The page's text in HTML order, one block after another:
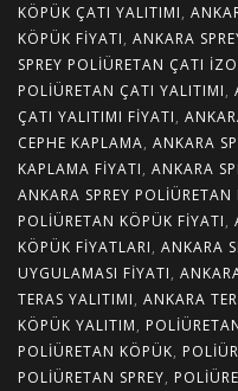
KÖPÜK ÇATI YALITIMI,
KÖPÜK FIYATI, ANKARA
SPREY POLIÜRETAN ÇATI
POLIÜRETAN ÇATI YALITIMI,
ÇATI YALITIMI FIYATI,
CEPHE KAPLAMA, ANKARA
KAPLAMA FIYATI, ANKARA
ANKARA SPREY POLIÜRETAN
POLIÜRETAN KÖPÜK FIYATI,
KÖPÜK FIYATLARI, ANKARA
UYGULAMASI FIYATI,
TERAS YALITIMI, ANKARA
KÖPÜK YALITIM,
POLIÜRETAN KÖPÜK,
POLIÜRETAN SPREY,